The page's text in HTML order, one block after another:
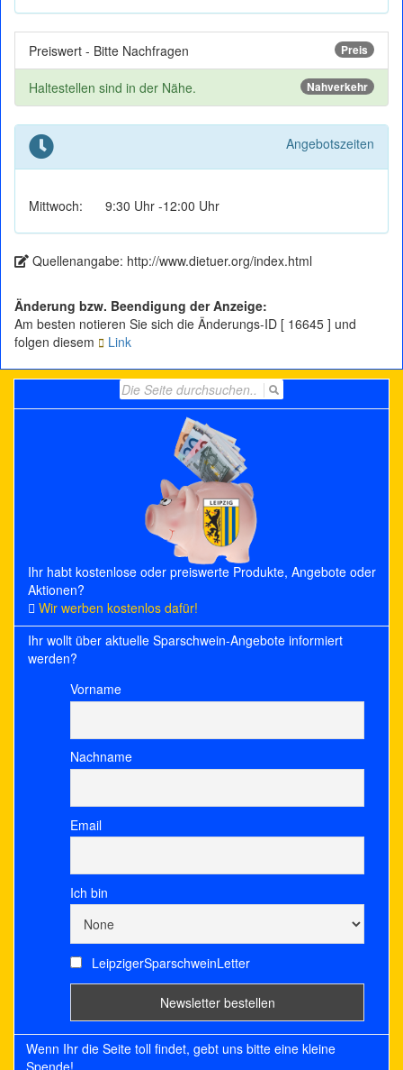
Preis
Preiswert - Bitte Nachfragen
Nahverkehr
Haltestellen sind in der Nähe.
Angebotszeiten
Mittwoch: 9:30 Uhr -12:00 Uhr
Quellenangabe: http://www.dietuer.org/index.html
Änderung bzw. Beendigung der Anzeige:
Am besten notieren Sie sich die Änderungs-ID [ 16645 ] und
folgen diesem
Link
for:
Ihr habt kostenlose oder preiswerte Produkte, Angebote oder
Aktionen?
Wir werben kostenlos dafür!
Ihr wollt über aktuelle Sparschwein-Angebote informiert
werden?
Vorname
Nachname
Email
Ich bin
LeipzigerSparschweinLetter
Wenn Ihr die Seite toll findet, gebt uns bitte eine kleine